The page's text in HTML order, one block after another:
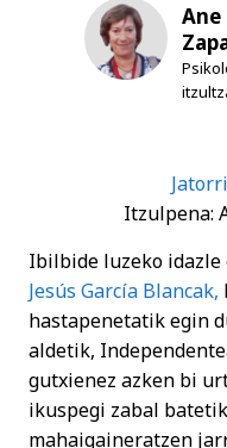
Ane
Itzulpena:
Ibilbide luzeko
Jesús García Blancak,
hastapenetatik egin
aldetik,
gutxienez azken bi
ikuspegi zabal
mahaigaineratzen